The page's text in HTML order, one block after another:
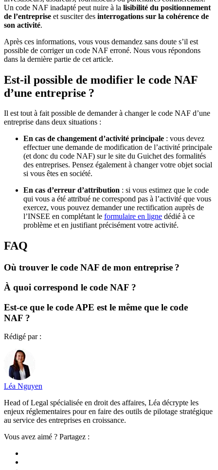
Un code NAF inadapté peut nuire à la lisibilité du positionnement
de l’entreprise et susciter des interrogations sur la cohérence de
son activité.
Après ces informations, vous vous demandez sans doute s’il est
possible de corriger un code NAF erroné. Nous vous répondons
dans la dernière partie de cet article.
Est-il possible de modifier le code NAF
d’une entreprise ?
Il est tout à fait possible de demander à changer le code NAF d’une
entreprise dans deux situations :
En cas de changement d’activité principale : vous devez
effectuer une demande de modification de l’activité principale
(et donc du code NAF) sur le site du Guichet des formalités
des entreprises. Pensez également à changer votre objet social
si vous êtes en société.
En cas d’erreur d’attribution : si vous estimez que le code
qui vous a été attribué ne correspond pas à l’activité que vous
exercez, vous pouvez demander une rectification auprès de
l’INSEE en complétant le formulaire en ligne dédié à ce
problème et en justifiant précisément votre activité.
FAQ
Où trouver le code NAF de mon entreprise ?
À quoi correspond le code NAF ?
Est-ce que le code APE est le même que le code
NAF ?
Rédigé par :
Léa Nguyen
Head of Legal spécialisée en droit des affaires, Léa décrypte les
enjeux réglementaires pour en faire des outils de pilotage stratégique
au service des entreprises en croissance.
Vous avez aimé ? Partagez :